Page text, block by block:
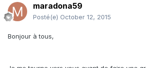
maradona59
Posté(e) October 12, 2015
Bonjour à tous,